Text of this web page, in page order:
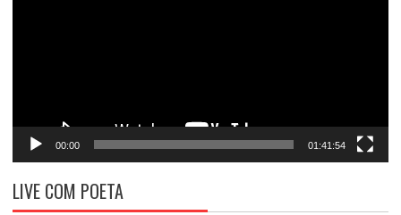
00:00 01:41:54
LIVE COM POETA